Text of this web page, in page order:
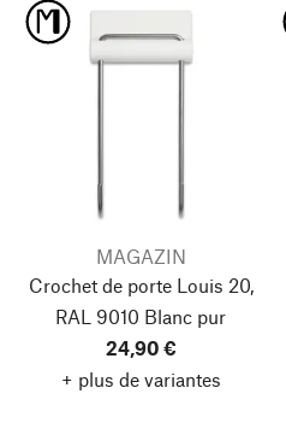
MAGAZIN
Crochet de porte Louis 20,
RAL 9010 Blanc pur
24,90 €
+ plus de variantes